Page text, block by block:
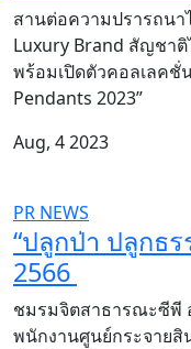
สานต่อความปรารถน
Luxury Brand สัญชา
พร้อมเปิดตัวคอลเลคชั่
Pendants 2023”
Aug, 4 2023
PR NEWS
“ปลูกป่า ปลูกธ
2566
ชมรมจิตสาธารณะซีพี
พนักงานศูนย์กระจายสิ